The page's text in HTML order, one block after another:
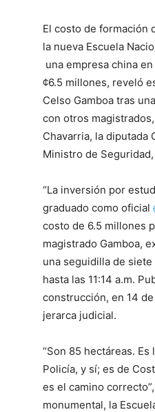
El costo de formación
la nueva Escuela
una empresa china
¢6.5 millones, reveló
Celso Gamboa tras
con otros
Chavarria, la diputada
Ministro de
“La inversión por
graduado como oficial
costo de 6.5 millones
magistrado Gamboa,
una seguidilla de
hasta las 11:14 a.m.
construcción, en 14
jerarca judicial.
“Son 85 hectáreas. Es
Policía, y sí; es de
es el camino
monumental, la